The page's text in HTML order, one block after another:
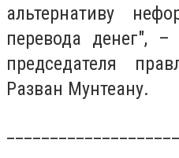
альтернативу
перевода денег", –
председателя
Разван Мунтеану.